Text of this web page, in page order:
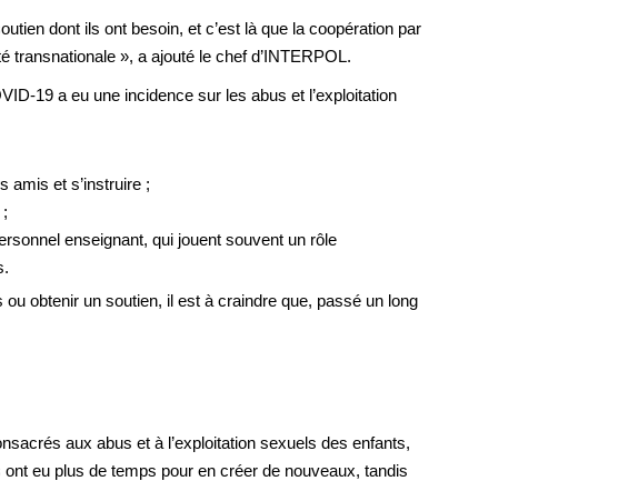
dont ils ont besoin, et c’est là que la coopération par
transnationale », a ajouté le chef d’INTERPOL.
19 a eu une incidence sur les abus et l’exploitation
amis et s’instruire ;
enseignant, qui jouent souvent un rôle
obtenir un soutien, il est à craindre que, passé un long
aux abus et à l’exploitation sexuels des enfants,
eu plus de temps pour en créer de nouveaux, tandis